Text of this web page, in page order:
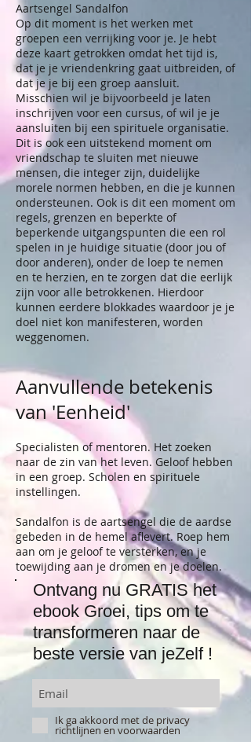
Aartsengel Sandalfon
Op dit moment is het werken met
groepen een verrijking voor je. Je hebt
deze kaart getrokken omdat het tijd is,
dat je je vriendenkring gaat uitbreiden, of
dat je je bij een groep aansluit.
Misschien wil je bijvoorbeeld je laten
inschrijven voor een cursus, of wil je je
aansluiten bij een spirituele organisatie.
Dit is ook een uitstekend moment om
vriendschap te sluiten met nieuwe
mensen, die integer zijn, duidelijke
morele normen hebben, en die je kunnen
ondersteunen. Ook is dit een moment om
regels, grenzen en beperkte of
beperkende uitgangspunten die een rol
spelen in je huidige situatie (door jou of
door anderen), onder de loep te nemen
en te herzien, en te zorgen dat die eerlijk
zijn voor alle betrokkenen. Hierdoor
kunnen eerdere blokkades waardoor je je
doel niet kon manifesteren, worden
weggenomen.
Aanvullende betekenis
van 'Eenheid'
Specialisten of mentoren. Het zoeken
naar de zin van het leven. Geloof hebben
in een groep. Scholen en spirituele
instellingen.
Sandalfon is de aartsengel die de aardse
gebeden in de hemel aflevert. Roep hem
aan om je geloof te versterken, en je
toewijding aan je dromen en je doelen.
Ontvang nu GRATIS het
ebook Groei, tips om te
transformeren naar de
beste versie van jeZelf !
Ik ga akkoord met de privacy
richtlijnen en voorwaarden